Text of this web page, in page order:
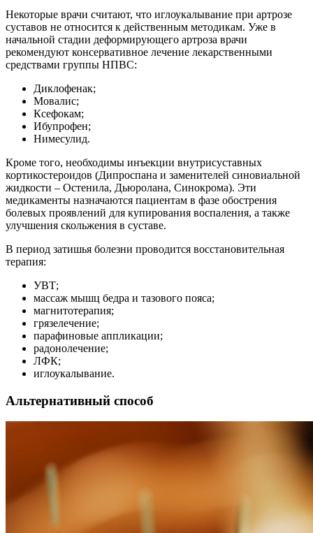
Некоторые врачи считают, что иглоукалывание при артрозе
суставов не относится к действенным методикам. Уже в
начальной стадии деформирующего артроза врачи
рекомендуют консервативное лечение лекарственными
средствами группы НПВС:
Диклофенак;
Мовалис;
Ксефокам;
Ибупрофен;
Нимесулид.
Кроме того, необходимы инъекции внутрисуставных
кортикостероидов (Дипроспана и заменителей синовиальной
жидкости – Остенила, Дьюролана, Синокрома). Эти
медикаменты назначаются пациентам в фазе обострения
болевых проявлений для купирования воспаления, а также
улучшения скольжения в суставе.
В период затишья болезни проводится восстановительная
терапия:
УВТ;
массаж мышц бедра и тазового пояса;
магнитотерапия;
грязелечение;
парафиновые аппликации;
радонолечение;
ЛФК;
иглоукалывание.
Альтернативный способ